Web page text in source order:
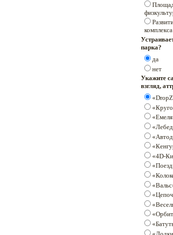
комплекса
парка?
да
нет
Укажите
взгляд,
«4D-